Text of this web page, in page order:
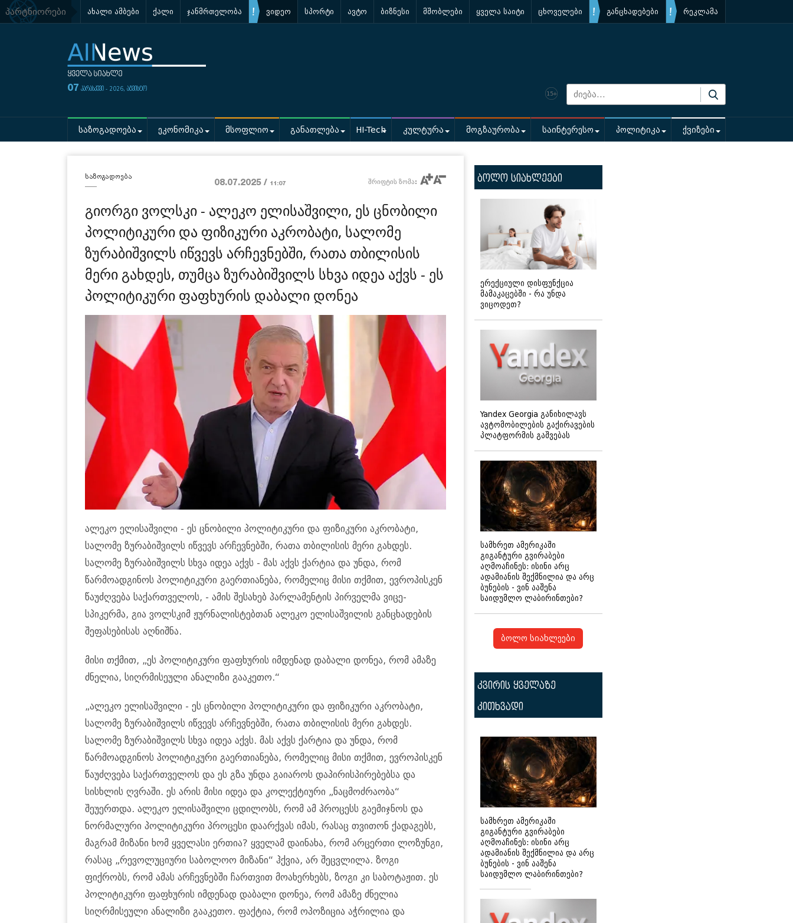
პარტნიორები ახალი ამბები ქალი ჯანმრთელობა ვიდეო სპორტი ავტო ბიზნესი მშობლები ყველა საიტი ცხოველები განცხადებები რეკლამა
07 პარასკევი - 2026, აგვისტო
საზოგადოება ეკონომიკა მსოფლიო განათლება HI-Tech კულტურა მოგზაურობა საინტერესო პოლიტიკა ქვიზები
საზოგადოება
08.07.2025 / 11:07 შრიფტის ზომა:
გიორგი ვოლსკი - ალეკო ელისაშვილი, ეს ცნობილი
პოლიტიკური და ფიზიკური აკრობატი, სალომე
ზურაბიშვილს იწვევს არჩევნებში, რათა თბილისის
მერი გახდეს, თუმცა ზურაბიშვილს სხვა იდეა აქვს - ეს
პოლიტიკური ფაფხურის დაბალი დონეა
ალეკო ელისაშვილი - ეს ცნობილი პოლიტიკური და ფიზიკური აკრობატი,
სალომე ზურაბიშვილს იწვევს არჩევნებში, რათა თბილისის მერი გახდეს.
სალომე ზურაბიშვილს სხვა იდეა აქვს - მას აქვს ქარტია და უნდა, რომ
წარმოადგინოს პოლიტიკური გაერთიანება, რომელიც მისი თქმით, ევროპისკენ
წაუძღვება საქართველოს, - ამის შესახებ პარლამენტის პირველმა ვიცე-
სპიკერმა, გია ვოლსკიმ ჟურნალისტებთან ალეკო ელისაშვილის განცხადების
შეფასებისას აღნიშნა.
მისი თქმით, „ეს პოლიტიკური ფაფხურის იმდენად დაბალი დონეა, რომ ამაზე
ძნელია, სიღრმისეული ანალიზი გააკეთო.“
„ალეკო ელისაშვილი - ეს ცნობილი პოლიტიკური და ფიზიკური აკრობატი,
სალომე ზურაბიშვილს იწვევს არჩევნებში, რათა თბილისის მერი გახდეს.
სალომე ზურაბიშვილს სხვა იდეა აქვს. მას აქვს ქარტია და უნდა, რომ
წარმოადგინოს პოლიტიკური გაერთიანება, რომელიც მისი თქმით, ევროპისკენ
წაუძღვება საქართველოს და ეს გზა უნდა გაიაროს დაპირისპირებებსა და
სისხლის ღვრაში. ეს არის მისი იდეა და კოლექტიური „ნაცმოძრაობა“
შეუერთდა. ალეკო ელისაშვილი ცდილობს, რომ ამ პროცესს გაემიჯნოს და
ნორმალური პოლიტიკური პროცესი დაარქვას იმას, რასაც თვითონ ქადაგებს,
მაგრამ მიზანი ხომ ყველასი ერთია? ყველამ დაინახა, რომ არცერთი ლოზუნგი,
რასაც „რევოლუციური საბოლოო მიზანი“ ჰქვია, არ შეცვლილა. ზოგი
ფიქრობს, რომ ამას არჩევნებში ჩართვით მოახერხებს, ზოგი კი საბოტაჟით. ეს
პოლიტიკური ფაფხურის იმდენად დაბალი დონეა, რომ ამაზე ძნელია
სიღრმისეული ანალიზი გააკეთო. ფაქტია, რომ ოპოზიცია აჭრილია და
ბოლო სიახლეები
ერექციული დისფუნქცია
მამაკაცებში - რა უნდა
ვიცოდეთ?
Yandex Georgia განიხილავს
ავტომობილების გაქირავების
პლატფორმის გაშვებას
სამხრეთ ამერიკაში
გიგანტური გვირაბები
აღმოაჩინეს: ისინი არც
ადამიანის შექმნილია და არც
ბუნების - ვინ ააშენა
საიდუმლო ლაბირინთები?
ბოლო სიახლეები
კვირის ყველაზე
კითხვადი
სამხრეთ ამერიკაში
გიგანტური გვირაბები
აღმოაჩინეს: ისინი არც
ადამიანის შექმნილია და არც
ბუნების - ვინ ააშენა
საიდუმლო ლაბირინთები?